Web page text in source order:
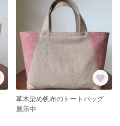
草木染め帆布のトートバッグ
展示中